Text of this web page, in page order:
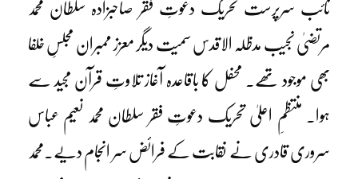
نائب سرپرست تحریک دعوتِ فقر صاحبزادہ سلطان محمد
مرتضیٰ نجیب مدظلہ الاقدس سمیت دیگر معزز ممبران مجلسِ خلفا
بھی موجود تھے۔ محفل کا باقاعدہ آغاز تلاوتِ قرآن مجید سے
ہوا۔ منتظمِ اعلیٰ تحریک دعوتِ فقر سلطان محمد نعیم عباس
سروری قادری نے نقابت کے فرائض سر انجام دیے۔محمد